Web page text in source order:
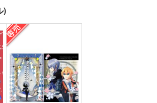
飛花うらうら
787円（税込）
山姥切長義×山姥切国広
サンプル
)